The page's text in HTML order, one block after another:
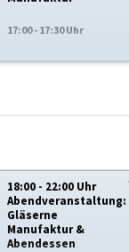
17:00 - 17:30 Uhr
18:00 - 22:00 Uhr
Abendveranstaltung:
Gläserne
Manufaktur &
Abendessen